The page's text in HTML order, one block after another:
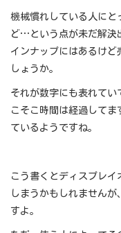
機械慣れしている人にと
ど…という点が未だ解決
インナップにはあるけど
しょうか。
それが数字にも表れてい
こそこ時間は経過して
ているようですね。
こう書くとディスプレ
しまうかもしれません
すよ。